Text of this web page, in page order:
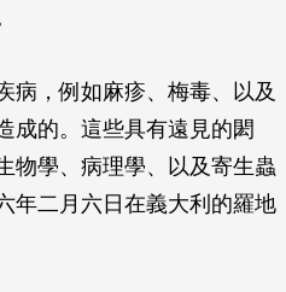
病，例如麻疹、梅毒、以及
成的。這些具有遠見的閎
物學、病理學、以及寄生蟲
年二月六日在義大利的羅地